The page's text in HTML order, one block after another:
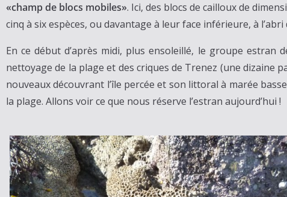
«champ de blocs mobiles». Ici, des blocs de cailloux de
cinq à six espèces, ou davantage à leur face inférieure, à
En ce début d’après midi, plus ensoleillé, le groupe estran
nettoyage de la plage et des criques de Trenez (une dizaine
nouveaux découvrant l’île percée et son littoral à marée
la plage. Allons voir ce que nous réserve l’estran aujourd’hui !